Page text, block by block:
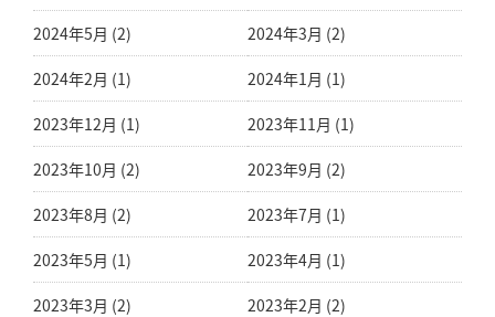
2024年5月 (2) 2024年3月 (2)
2024年2月 (1) 2024年1月 (1)
2023年12月 (1) 2023年11月 (1)
2023年10月 (2) 2023年9月 (2)
2023年8月 (2) 2023年7月 (1)
2023年5月 (1) 2023年4月 (1)
2023年3月 (2) 2023年2月 (2)